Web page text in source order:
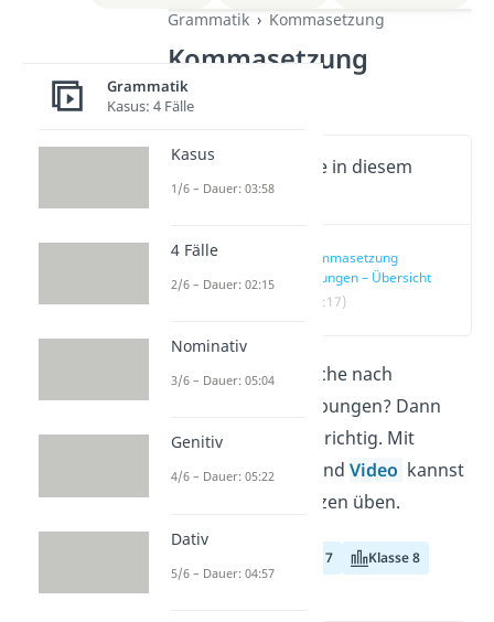
Grammatik
Kommasetzung
Kommasetzung
Übungen
Wichtige Inhalte in diesem
Video
Kommasetzung
Übungen – Übersicht
(00:17)
Du bist auf der Suche nach
Kommasetzung Übungen? Dann
bist du hier genau richtig. Mit
unserem Beitrag und Video kannst
du das Kommasetzen üben.
Klasse 7 Klasse 8
Grammatik
Kasus: 4 Fälle
Kasus
1/6 – Dauer: 03:58
4 Fälle
2/6 – Dauer: 02:15
Nominativ
3/6 – Dauer: 05:04
Genitiv
4/6 – Dauer: 05:22
Dativ
5/6 – Dauer: 04:57